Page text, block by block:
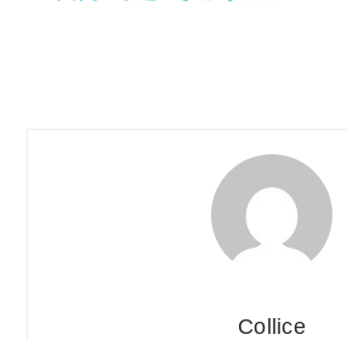
Collice